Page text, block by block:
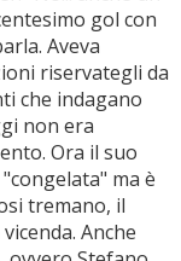
gol con
Aveva
riservategli da
che indagano
non era
Ora il suo
ma è
tremano, il
Anche